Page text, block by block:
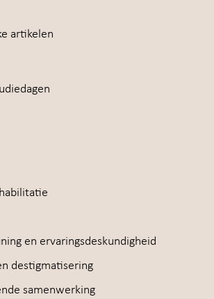
artikelen
en ervaringsdeskundigheid
destigmatisering
samenwerking